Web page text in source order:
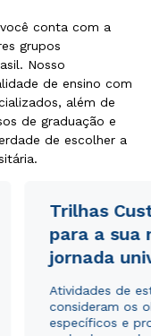
conta com a
grupos
Nosso
de ensino com
além de
de graduação e
de escolher a
Trilhas
para a sua
jornada
Atividades de
consideram os
específicos e